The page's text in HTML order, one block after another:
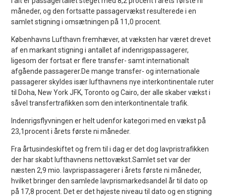
måneder, og den fortsatte passagervækst resulterede i en
samlet stigning i omsætningen på 11,0 procent.
Københavns Lufthavn fremhæver, at væksten har været drevet
af en markant stigning i antallet af indenrigspassagerer,
ligesom der fortsat er flere transfer- samt internationalt
afgående passagerer.De mange transfer- og internationale
passagerer skyldes især lufthavnens nye interkontinentale ruter
til Doha, New York JFK, Toronto og Cairo, der alle skaber vækst i
såvel transfertrafikken som den interkontinentale trafik.
Indenrigsflyvningen er helt udenfor kategori med en vækst på
23,1procent i årets første ni måneder.
Fra årtusindeskiftet og frem til i dag er det dog lavpristrafikken
der har skabt lufthavnens nettovækst.Samlet set var der
næsten 2,9 mio. lavprispassagerer i årets første ni måneder,
hvilket bringer den samlede lavprismarkedsandel år til dato op
på 17,8 procent. Det er det højeste niveau til dato og en stigning